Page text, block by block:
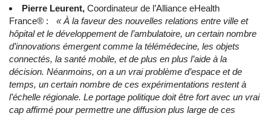
Pierre Leurent, Coordinateur de l’Alliance eHealth
France® : « À la faveur des nouvelles relations entre ville et
hôpital et le développement de l’ambulatoire, un certain nombre
d’innovations émergent comme la télémédecine, les objets
connectés, la santé mobile, et de plus en plus l’aide à la
décision. Néanmoins, on a un vrai problème d’espace et de
temps, un certain nombre de ces expérimentations restent à
l’échelle régionale. Le portage politique doit être fort avec un vrai
cap affirmé pour permettre une diffusion plus large de ces